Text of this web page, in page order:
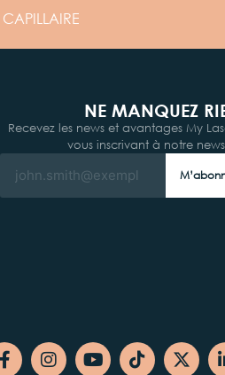
CAPILLAIRE
NE MANQUEZ
Recevez les news et avantages My
vous inscrivant à notre